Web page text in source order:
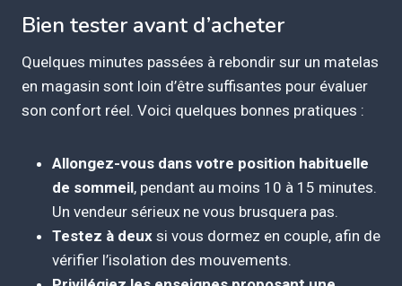
Bien tester avant d’acheter
Quelques minutes passées à rebondir sur un matelas
en magasin sont loin d’être suffisantes pour évaluer
son confort réel. Voici quelques bonnes pratiques :
Allongez-vous dans votre position habituelle
de sommeil, pendant au moins 10 à 15 minutes.
Un vendeur sérieux ne vous brusquera pas.
Testez à deux si vous dormez en couple, afin de
vérifier l’isolation des mouvements.